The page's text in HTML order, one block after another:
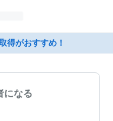
得がおすすめ！
になる